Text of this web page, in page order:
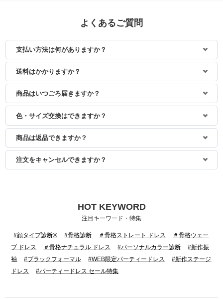
よくあるご質問
支払い方法は何がありますか？
送料はかかりますか？
商品はいつごろ届きますか？
色・サイズ交換はできますか？
商品は返品できますか？
注文をキャンセルできますか？
HOT KEYWORD
注目キーワード・特集
#顔タイプ診断® #骨格診断 ＃骨格ストレート ドレス
＃骨格ウェー
ブ ドレス
＃骨格ナチュラル ドレス #パーソナルカラー診断
#新作振
袖
#ブラックフォーマル #WEB限定パーティードレス
#新作ステージ
ドレス
#パーティードレス セール特集